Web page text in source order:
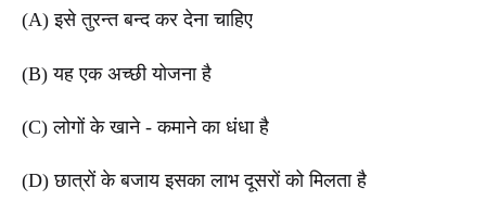
(A) इसे तुरन्त बन्द कर देना चाहिए
(B) यह एक अच्छी योजना है
(C) लोगों के खाने - कमाने का धंधा है
(D) छात्रों के बजाय इसका लाभ दूसरों को मिलता है